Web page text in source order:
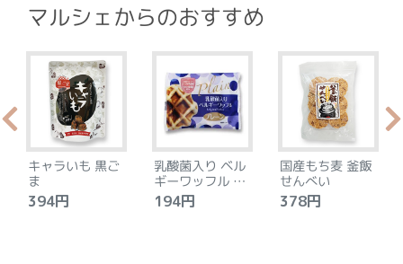
マルシェからのおすすめ
キャラいも 黒ご
ま
394円
乳酸菌入り ベル
ギーワッフル プ
レーン
194円
国産もち麦 釜飯
せんべい
378円